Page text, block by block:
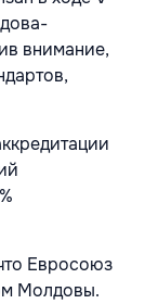
внимание,
Евросоюз
Молдовы.